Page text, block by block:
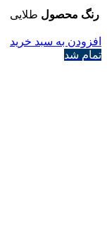
رنگ محصول طلایی
افزودن به سبد خرید
تمام شد